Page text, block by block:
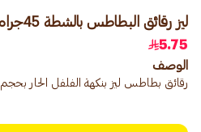
ليز رقائق البطاطس بالشطة 45جرام
5.75
الوصف
رقائق بطاطس ليز بنكهة الفلفل الحار بحجم 45 جرام، لوجبة خفيفة مميزة.